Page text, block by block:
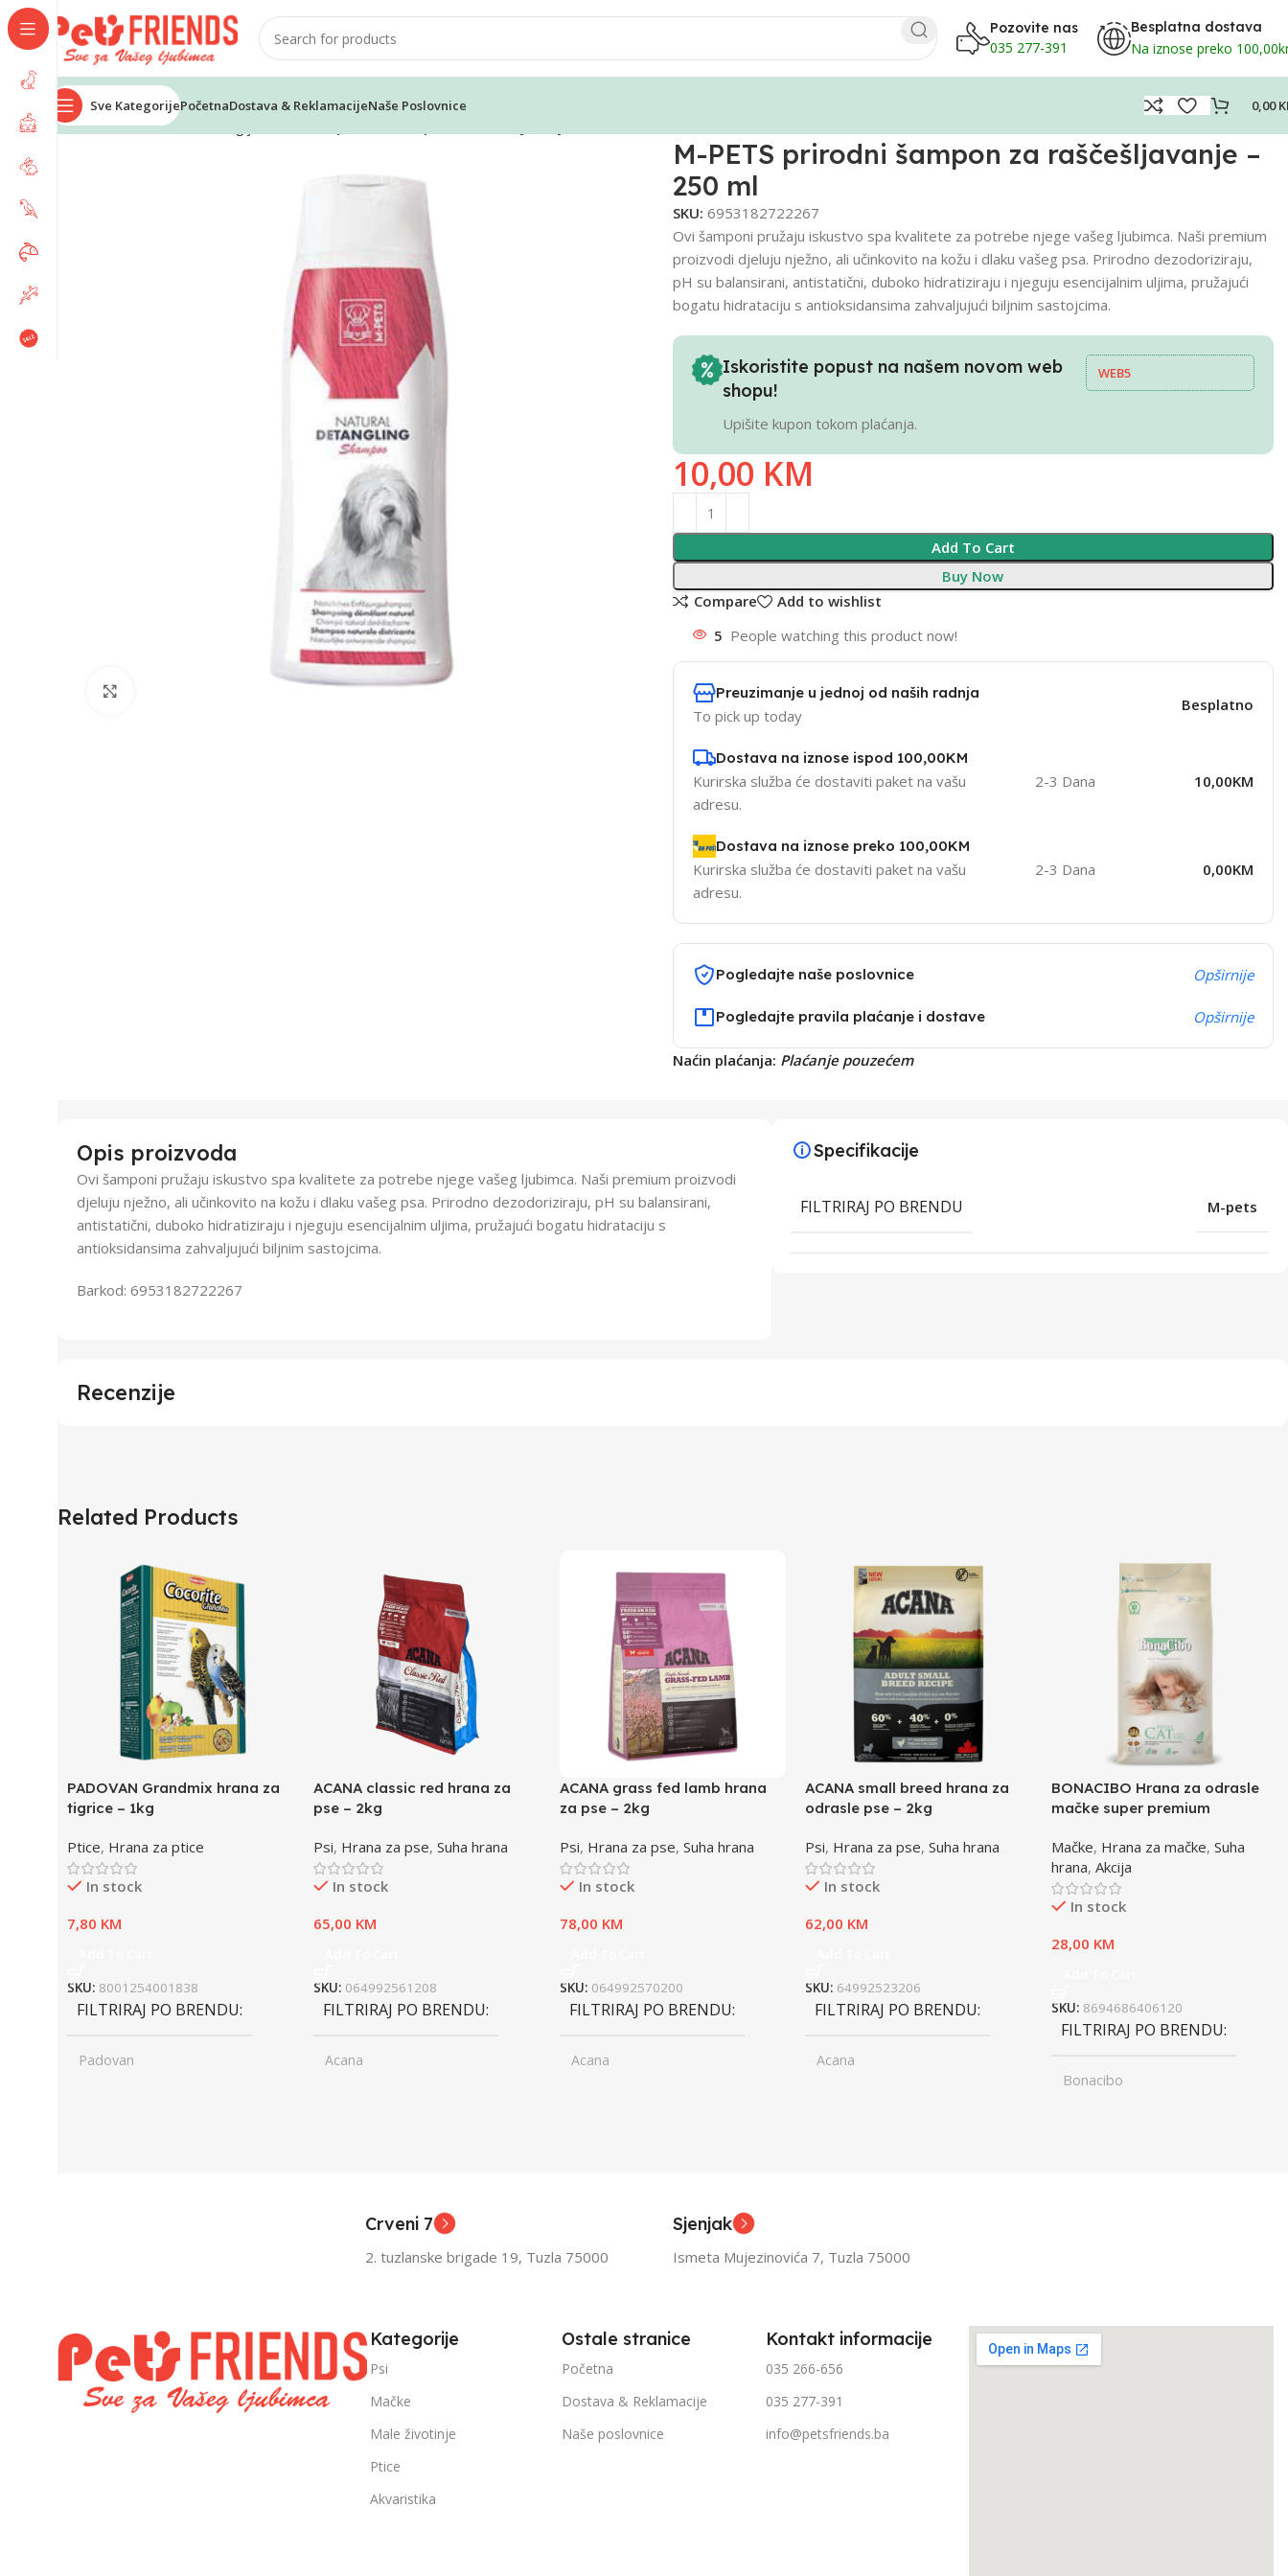
Pozovite nas
035 277-391
Besplatna dostava
Na iznose preko
Sve KategorijePočetnaDostava & ReklamacijeNaše Poslovnice 0,00
Home Psi Kozmetika i higijena
M-PETS prirodni šampon za raščešljavanje –
250 ml
SKU: 6953182722267
Ovi šamponi pružaju iskustvo spa kvalitete za potrebe njege vašeg ljubimca. Naši premium
proizvodi djeluju nježno, ali učinkovito na kožu i dlaku vašeg psa. Prirodno dezodoriziraju,
pH su balansirani, antistatični, duboko hidratiziraju i njeguju esencijalnim uljima, pružajući
bogatu hidrataciju s antioksidansima zahvaljujući biljnim sastojcima.
Iskoristite popust na našem novom web
shopu!
Upišite kupon tokom plaćanja.
WEB5
10,00 KM
Add To Cart
Buy Now
Compare
Add to wishlist
5 People watching this product now!
Preuzimanje u jednoj od naših radnja
To pick up today
Besplatno
Dostava na iznose ispod 100,00KM
Kurirska služba će dostaviti paket na vašu
adresu.
2-3 Dana 10,00KM
Dostava na iznose preko 100,00KM
Kurirska služba će dostaviti paket na vašu
adresu.
2-3 Dana 0,00KM
Pogledajte naše poslovnice Opširnije
Pogledajte pravila plaćanje i dostave Opširnije
Naćin plaćanja: Plaćanje pouzećem
Opis proizvoda
Ovi šamponi pružaju iskustvo spa kvalitete za potrebe njege vašeg ljubimca. Naši premium proizvodi
djeluju nježno, ali učinkovito na kožu i dlaku vašeg psa. Prirodno dezodoriziraju, pH su balansirani,
antistatični, duboko hidratiziraju i njeguju esencijalnim uljima, pružajući bogatu hidrataciju s
antioksidansima zahvaljujući biljnim sastojcima.
Barkod: 6953182722267
Specifikacije
FILTRIRAJ PO BRENDU M-pets
Recenzije
Related Products
PADOVAN Grandmix hrana za
tigrice – 1kg
Ptice, Hrana za ptice
In stock
7,80 KM
SKU: 8001254001838
FILTRIRAJ PO BRENDU
Padovan
ACANA classic red hrana za
pse – 2kg
Psi, Hrana za pse, Suha hrana
In stock
65,00 KM
SKU: 064992561208
FILTRIRAJ PO BRENDU
Acana
FILTRIRAJ PO TEŽINI
ACANA grass fed lamb hrana
za pse – 2kg
Psi, Hrana za pse, Suha hrana
In stock
78,00 KM
SKU: 064992570200
FILTRIRAJ PO BRENDU
Acana
FILTRIRAJ PO TEŽINI
ACANA small breed hrana za
odrasle pse – 2kg
Psi, Hrana za pse,Suha hrana
In stock
62,00 KM
SKU: 64992523206
FILTRIRAJ PO BRENDU
Acana
BONACIBO Hrana za odrasle
mačke super premium
Mačke, Hrana za mačke,Suha
hrana,Akcija
In stock
28,00 KM
SKU: 8694686406120
FILTRIRAJ PO BRENDU
Bonacibo
Crveni 7
2. tuzlanske brigade 19, Tuzla 75000
Sjenjak
Ismeta Mujezinovića 7, Tuzla 75000
Kategorije
Psi
Mačke
Male životinje
Ptice
Akvaristika
Ostale stranice
Početna
Dostava & Reklamacije
Naše poslovnice
Kontakt informacije
035 266-656
035 277-391
info@petsfriends.ba